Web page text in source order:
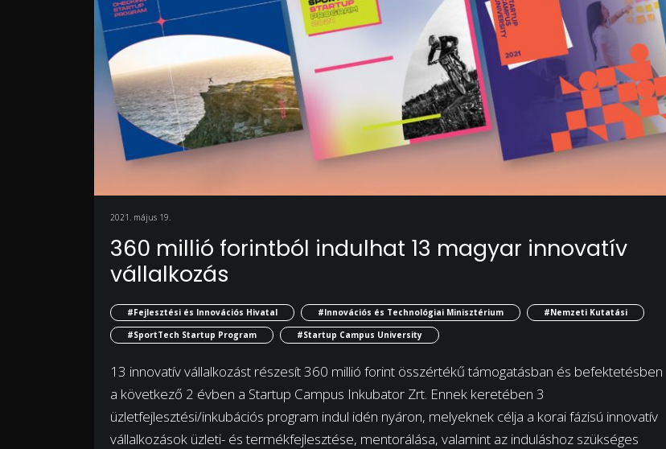
2021. május 19.
360 millió forintból indulhat 13 magyar innovatív
vállalkozás
#Fejlesztési és Innovációs Hivatal #Innovációs és Technológiai Minisztérium
#Nemzeti Kutatási
#SportTech Startup Program
#Startup Campus University
13 innovatív vállalkozást részesít 360 millió forint összértékű támogatásban és befektetésben
a következő 2 évben a Startup Campus Inkubator Zrt. Ennek keretében 3
üzletfejlesztési/inkubációs program indul idén nyáron, melyeknek célja a korai fázisú innovatív
vállalkozások üzleti- és termékfejlesztése, mentorálása, valamint az induláshoz szükséges